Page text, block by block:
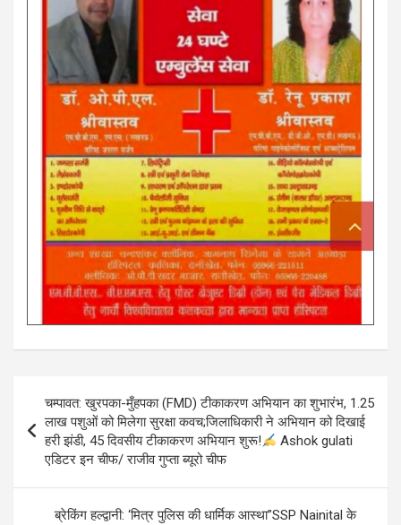
navigation
चम्पावत: खुरपका-मुँहपका (FMD) टीकाकरण अभियान का शुभारंभ, 1.25
लाख पशुओं को मिलेगा सुरक्षा कवच;जिलाधिकारी ने अभियान को दिखाई
हरी झंडी, 45 दिवसीय टीकाकरण अभियान शुरू!
Ashok gulati
एडिटर इन चीफ/ राजीव गुप्ता ब्यूरो चीफ
ब्रेकिंग हल्द्वानी: ‘मित्र पुलिस की धार्मिक आस्था”SSP Nainital के